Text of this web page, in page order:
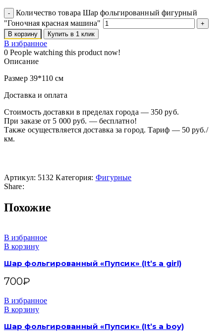
Количество товара Шар фольгированный фигурный
"Гоночная красная машина"
В корзину Купить в 1 клик
В избранное
0 People watching this product now!
Описание
Размер 39*110 см
Доставка и оплата
Стоимость доставки в пределах города — 350 руб.
При заказе от 5 000 руб. — бесплатно!
Также осуществляется доставка за город. Тариф — 50 руб./
км.
Артикул: 5132Категория: Фигурные
Share:
Похожие
В избранное
В корзину
Шар фольгированный «Пупсик» (It’s a girl)
700₽
В избранное
В корзину
Шар фольгированный «Пупсик» (It’s a boy)